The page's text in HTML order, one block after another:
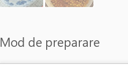
Mod de preparare